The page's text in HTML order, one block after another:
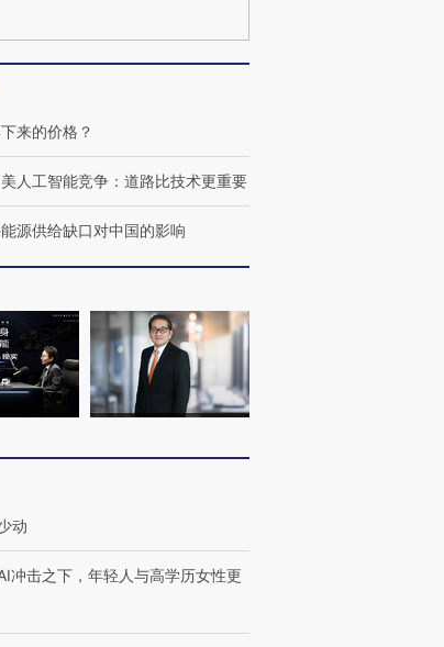
视线｜被称为“蟑螂”的印
育部长拱下台
飞地休达
博
产
【特别呈现】寻找100种
【商旅对话】华住集团
CFO：不靠规模取胜，华
来的价格？
人工智能竞争：道路比技术更重要
源供给缺口对中国的影响
动
冲击之下，年轻人与高学历女性更